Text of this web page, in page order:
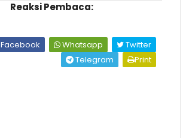
Reaksi Pembaca:
Facebook Whatsapp
Twitter
Telegram
Print